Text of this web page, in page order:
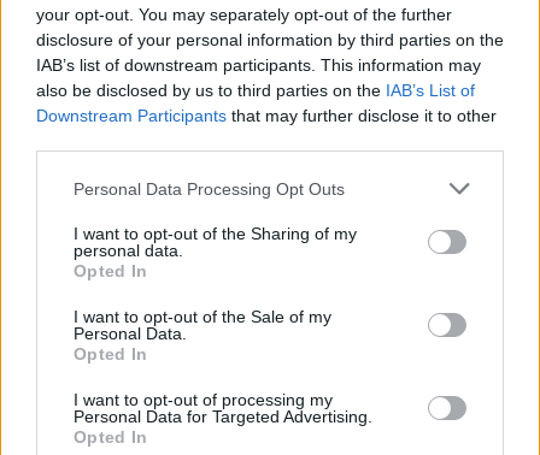
your opt-out. You may separately opt-out of the further
disclosure of your personal information by third parties on the
IAB’s list of downstream participants. This information may
also be disclosed by us to third parties on the IAB’s List of
Downstream Participants that may further disclose it to other
Personal Data Processing Opt Outs
I want to opt-out of the Sharing of my
personal data.
Opted In
I want to opt-out of the Sale of my
Personal Data.
Opted In
I want to opt-out of processing my
Personal Data for Targeted Advertising.
Opted In
Vw 1956 oval prosjekt 12 svar
Senaste inlägget avjarleb lördag 21:29iProjekt
Puttelitens projekt Audi S2 Avant. Back
to basic. + garagefix.
900 svar
Volkswagen Golf MK4 v6 4motion OEM++
Senaste inlägget av Stol3n_Identity fredag 10:06 i Projekt
Manta b som ska räddas (kaross eller
delar sökes)
Senaste inlägget av
Senaste inlägget avhugger69 torsdag 23:01 Projekt